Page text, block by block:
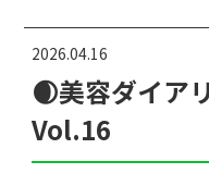
2026.04.16
🌒美容ダイ
Vol.16